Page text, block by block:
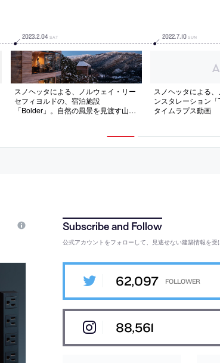
2023.2.04 SAT
スノヘッタによる、ノルウェイ・リー
セフィヨルドの、宿泊施設
「Bolder」。自然の風景を見渡す山の
と変化する天候の絶景”を眺められる
建築を志向。敷地の木や石を建材に用
2022.7.10 SUN
スノヘッタによる
ンスタレーション
タイムラプス動画
公式アカウントをフォローして、見逃せない建築情報を受
62,097
88,561